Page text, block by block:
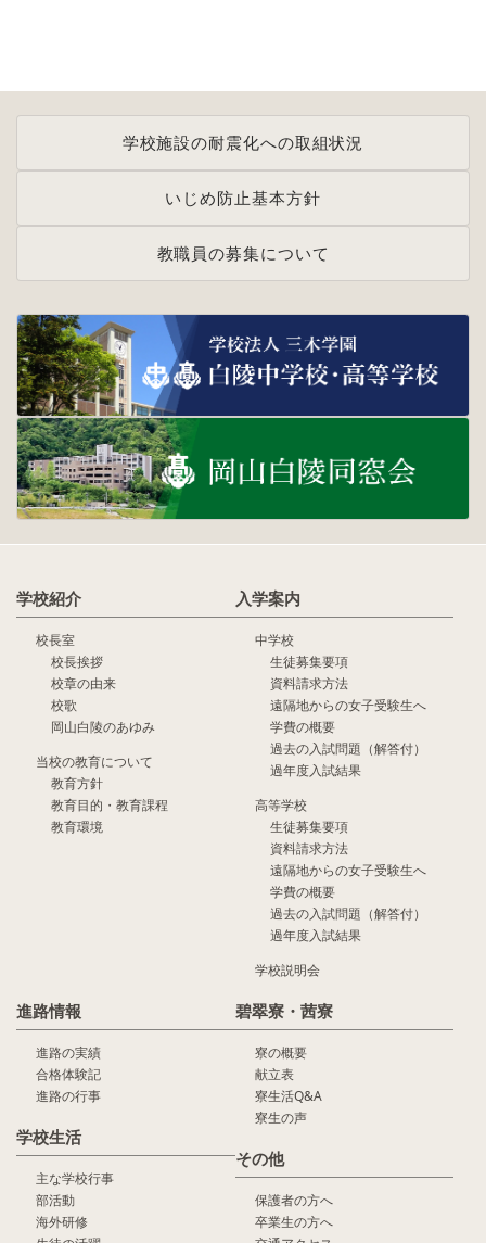
学校施設の耐震化への取組状況
いじめ防止基本方針
教職員の募集について
学校紹介
校長室
校長挨拶
校章の由来
校歌
岡山白陵のあゆみ
当校の教育について
教育方針
教育目的・教育課程
教育環境
入学案内
中学校
生徒募集要項
資料請求方法
遠隔地からの女子受験生へ
学費の概要
過去の入試問題（解答付）
過年度入試結果
高等学校
生徒募集要項
資料請求方法
遠隔地からの女子受験生へ
学費の概要
過去の入試問題（解答付）
過年度入試結果
学校説明会
進路情報
進路の実績
合格体験記
進路の行事
学校生活
主な学校行事
部活動
海外研修
碧翠寮・茜寮
寮の概要
献立表
寮生活Q&A
寮生の声
その他
保護者の方へ
卒業生の方へ